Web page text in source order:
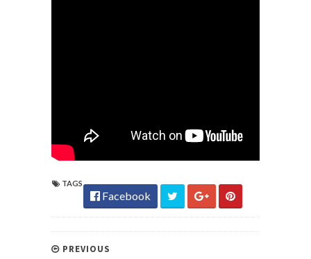
TAGS
Facebook
PREVIOUS